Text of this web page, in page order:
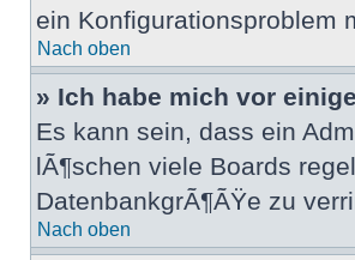
ein Konfigurationsproblem
Nach oben
» Ich habe mich vor
Es kann sein, dass ein
lÃ¶schen viele Boards
DatenbankgrÃ¶ÃŸe zu
Nach oben